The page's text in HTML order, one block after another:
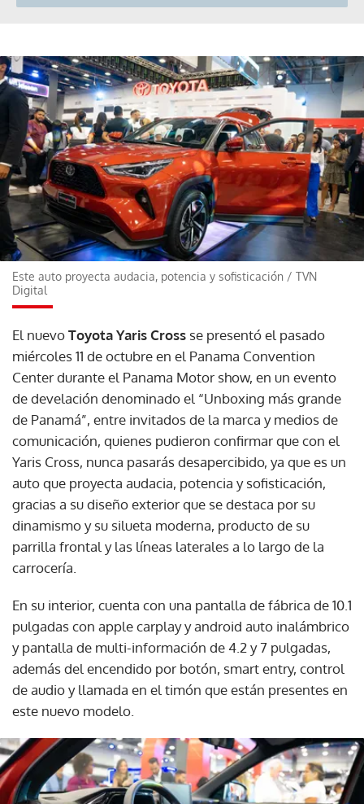
Este auto proyecta audacia, potencia y sofisticación / TVN
Digital
El nuevoToyota Yaris Cross se presentó el pasado
miércoles 11 de octubre en el Panama Convention
Center durante el Panama Motor show, en un evento
de develación denominado el “Unboxing más grande
de Panamá”, entre invitados de la marca y medios de
comunicación, quienes pudieron confirmar que con el
Yaris Cross, nunca pasarás desapercibido, ya que es un
auto que proyecta audacia, potencia y sofisticación,
gracias a su diseño exterior que se destaca por su
dinamismo y su silueta moderna, producto de su
parrilla frontal y las líneas laterales a lo largo de la
carrocería.
En su interior, cuenta con una pantalla de fábrica de 10.1
pulgadas con apple carplay y android auto inalámbrico
y pantalla de multi-información de 4.2 y 7 pulgadas,
además del encendido por botón, smart entry, control
de audio y llamada en el timón que están presentes en
este nuevo modelo.